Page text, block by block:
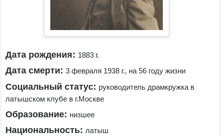
Дата рождения: 1883 г.
Дата смерти: 3 февраля 1938 г., на 56 году жизни
Социальный статус: руководитель драмкружка в
латышском клубе в г.Москве
Образование: низшее
Национальность: латыш